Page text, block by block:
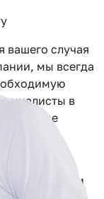
вашего случая
мы всегда
в
самые
заявку и